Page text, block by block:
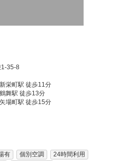
1-35-8
栄町駅 徒歩11分
舞駅 徒歩13分
場町駅 徒歩15分
有 個別空調
24時間利用